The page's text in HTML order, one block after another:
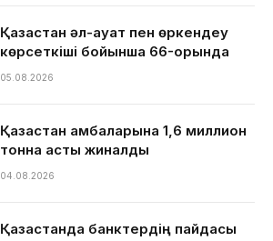
Қазақстан әл-ауқат пен өркендеу
көрсеткіші бойынша 66-орында
05.08.2026
Қазақстан қамбаларына 1,6 миллион
тонна астық жиналды
04.08.2026
Қазақстанда банктердің пайдасы